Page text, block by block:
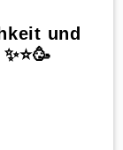
und